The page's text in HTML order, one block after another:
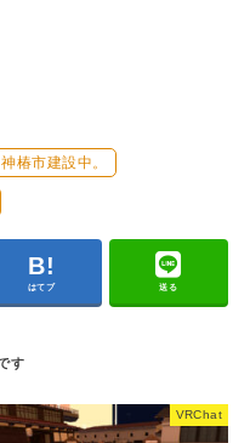
神椿市建設中。
はてブ 送る
VRChat